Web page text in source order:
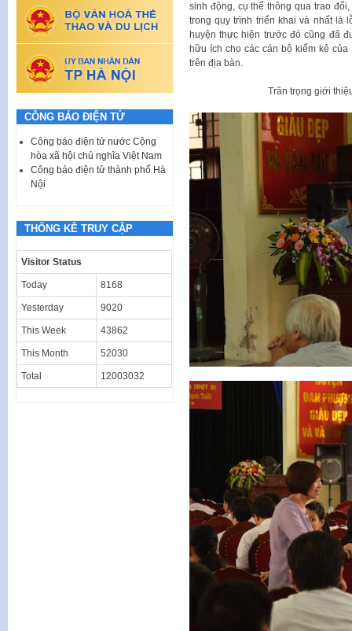
sinh động, cụ thể thông qua trao
trong quy trình triển khai và nhất là
huyện thực hiện trước đó cũng đã
hữu ích cho các cán bộ kiểm kê
trên địa bàn.
Trân trọng giới
CÔNG BÁO ĐIỆN TỬ
Công báo điện tử nước Cộng
hòa xã hội chủ nghĩa Việt Nam
Công báo điện tử thành phố Hà
Nội
THỐNG KÊ TRUY CẬP
Visitor Status
Today 8168
Yesterday 9020
This Week 43862
This Month 52030
Total 12003032